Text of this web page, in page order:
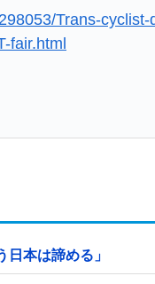
Trans-
fair.html
本は諦める」